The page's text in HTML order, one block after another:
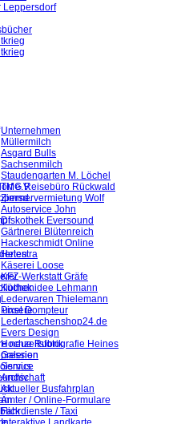
Leppersdorf
e.V.
unsere
neue Rubrik
Unternehmen
Müllermilch
Asgard Bulls
Sachsenmilch
Staudengarten M. Löchel
TMG Reisebüro Rückwald
Zimmervermietung Wolf
Autoservice John
Diskothek Eversound
Gärtnerei Blütenreich
Hackeschmidt Online
Helestra
Käserei Loose
KFZ-Werkstatt Gräfe
Küchenidee Lehmann
Lederwaren Thielemann
Pixel Dompteur
Ledertaschenshop24.de
Evers Design
Hochzeitsfotografie Heines
Galerien
Service
Archiv
Aktueller Busfahrplan
Ämter / Online-Formulare
Fahrdienste / Taxi